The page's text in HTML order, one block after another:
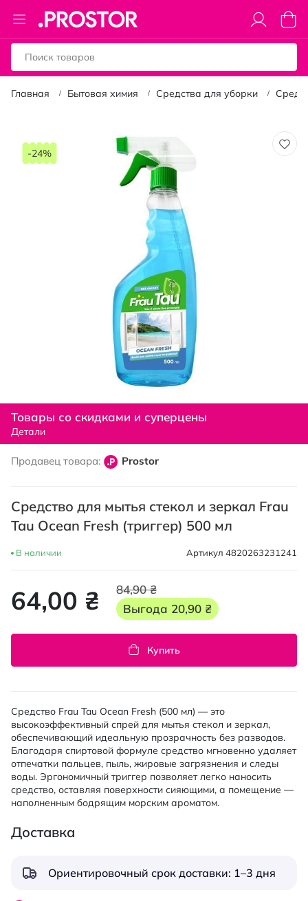
Toggle
Nav
Моя
Главная Бытовая химия Средства для уборки
перейти
-24%
к
началу
галереи
Товары со скидками и суперцены
Детали
Продавец товара: Prostor
Средство для мытья стекол и зеркал Frau
Tau Ocean Fresh (триггер) 500 мл
В наличии Артикул 4820263231241
64,00 ₴
84,90 ₴
Выгода 20,90 ₴
Купить
Средство Frau Tau Ocean Fresh (500 мл) — это
высокоэффективный спрей для мытья стекол и зеркал,
обеспечивающий идеальную прозрачность без разводов.
Благодаря спиртовой формуле средство мгновенно удаляет
отпечатки пальцев, пыль, жировые загрязнения и следы
воды. Эргономичный триггер позволяет легко наносить
средство, оставляя поверхности сияющими, а помещение —
наполненным бодрящим морским ароматом.
Доставка
Ориентировочный срок доставки: 1–3 дня